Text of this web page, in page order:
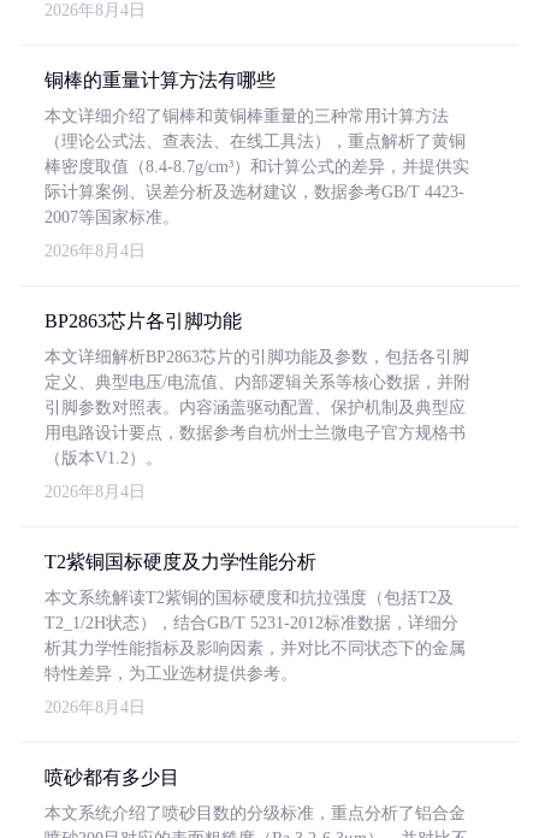
2026年8月4日
铜棒的重量计算方法有哪些
本文详细介绍了铜棒和黄铜棒重量的三种常用计算方法
（理论公式法、查表法、在线工具法），重点解析了黄铜
棒密度取值（8.4-8.7g/cm³）和计算公式的差异，并提供实
际计算案例、误差分析及选材建议，数据参考GB/T 4423-
2007等国家标准。
2026年8月4日
BP2863芯片各引脚功能
本文详细解析BP2863芯片的引脚功能及参数，包括各引脚
定义、典型电压/电流值、内部逻辑关系等核心数据，并附
引脚参数对照表。内容涵盖驱动配置、保护机制及典型应
用电路设计要点，数据参考自杭州士兰微电子官方规格书
（版本V1.2）。
2026年8月4日
T2紫铜国标硬度及力学性能分析
本文系统解读T2紫铜的国标硬度和抗拉强度（包括T2及
T2_1/2H状态），结合GB/T 5231-2012标准数据，详细分
析其力学性能指标及影响因素，并对比不同状态下的金属
特性差异，为工业选材提供参考。
2026年8月4日
喷砂都有多少目
本文系统介绍了喷砂目数的分级标准，重点分析了铝合金